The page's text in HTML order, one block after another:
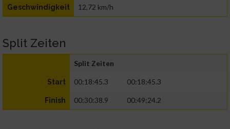
Geschwindigkeit 12,72 km/h
Split Zeiten
Split Zeiten
Start 00:18:45.3 00:18:45.3
Finish 00:30:38.9 00:49:24.2